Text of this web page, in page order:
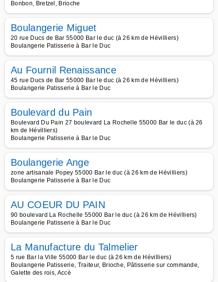
Bonbon, Bretzel, Brioche
Boulangerie Miguet
20 rue Ducs de Bar 55000 Bar le duc (à 26 km de Hévilliers)
Boulangerie Patisserie à Bar le Duc
Au Fournil Renaissance
45 rue Ducs de Bar 55000 Bar le duc (à 26 km de Hévilliers)
Boulangerie Patisserie à Bar le Duc
Boulevard du Pain
Boulevard Du Pain 27 boulevard La Rochelle 55000 Bar le duc (à 26
km de Hévilliers)
Boulangerie Patisserie à Bar le Duc
Boulangerie Ange
zone artisanale Popey 55000 Bar le duc (à 26 km de Hévilliers)
Boulangerie Patisserie à Bar le Duc
AU COEUR DU PAIN
90 boulevard La Rochelle 55000 Bar le duc (à 26 km de Hévilliers)
Boulangerie Patisserie à Bar le Duc
La Manufacture du Talmelier
5 rue Bar la Ville 55000 Bar le duc (à 26 km de Hévilliers)
Boulangerie Patisserie, Traiteur, Brioche, Pâtisserie sur commande,
Galette des rois, Accè